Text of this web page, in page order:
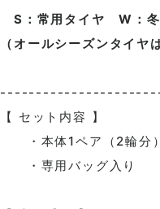
S：常用タイヤ W：冬
（オールシーズンタイヤ
【 セット内容 】
・本体1ペア（2輪分
・専用バッグ入り